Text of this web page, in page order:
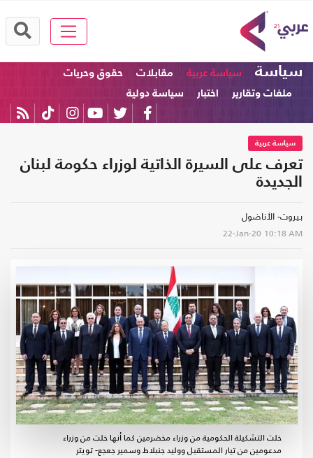
سياسة سياسة عربية مقابلات
حقوق وحريات
ملفات وتقارير
اختبار سياسة دولية
سياسة عربية
تعرف على السيرة الذاتية لوزراء حكومة لبنان
الجديدة
بيروت- الأناضول
22-Jan-20 10:18 AM
خلت التشكيلة الحكومية من وزراء مخضرمين كما أنها خلت من وزراء
مدعومين من تيار المستقبل ووليد جنبلاط وسمير جعجع- تويتر